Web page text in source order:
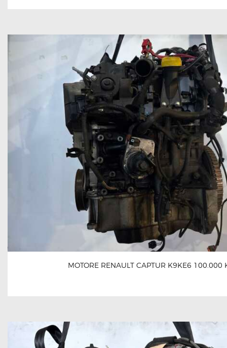
MOTORE RENAULT CAPTUR K9KE6 100.000